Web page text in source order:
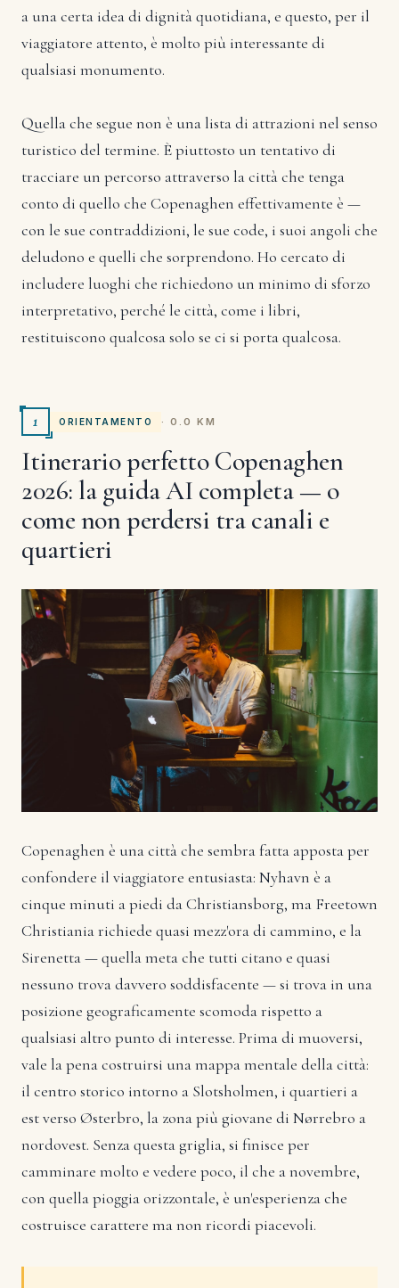
a una certa idea di dignità quotidiana, e questo, per il
viaggiatore attento, è molto più interessante di
qualsiasi monumento.
Quella che segue non è una lista di attrazioni nel senso
turistico del termine. È piuttosto un tentativo di
tracciare un percorso attraverso la città che tenga
conto di quello che Copenaghen effettivamente è —
con le sue contraddizioni, le sue code, i suoi angoli che
deludono e quelli che sorprendono. Ho cercato di
includere luoghi che richiedono un minimo di sforzo
interpretativo, perché le città, come i libri,
restituiscono qualcosa solo se ci si porta qualcosa.
1 ORIENTAMENTO · 0.0 KM
Itinerario perfetto Copenaghen
2026: la guida AI completa — o
come non perdersi tra canali e
quartieri
Copenaghen è una città che sembra fatta apposta per
confondere il viaggiatore entusiasta: Nyhavn è a
cinque minuti a piedi da Christiansborg, ma Freetown
Christiania richiede quasi mezz'ora di cammino, e la
Sirenetta — quella meta che tutti citano e quasi
nessuno trova davvero soddisfacente — si trova in una
posizione geograficamente scomoda rispetto a
qualsiasi altro punto di interesse. Prima di muoversi,
vale la pena costruirsi una mappa mentale della città:
il centro storico intorno a Slotsholmen, i quartieri a
est verso Østerbro, la zona più giovane di Nørrebro a
nordovest. Senza questa griglia, si finisce per
camminare molto e vedere poco, il che a novembre,
con quella pioggia orizzontale, è un'esperienza che
costruisce carattere ma non ricordi piacevoli.